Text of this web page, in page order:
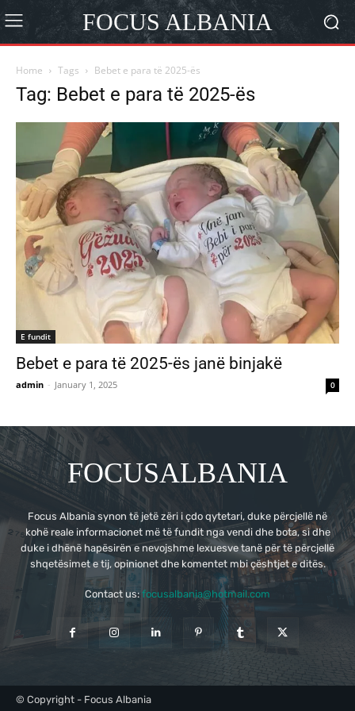
FOCUS ALBANIA
Home Tags Bebet e para të 2025-ës
Tag: Bebet e para të 2025-ës
E fundit
Bebet e para të 2025-ës janë binjakë
admin - January 1, 2025 0
FOCUSALBANIA
Focus Albania synon të jetë zëri i çdo qytetari, duke përcjellë në
kohë reale informacionet më të fundit nga vendi dhe bota, si dhe
duke i dhënë hapësirën e nevojshme lexuesve tanë për të përcjellë
shqetësimet e tij, opinionet dhe komentet mbi çështjet e ditës.
Contact us:focusalbania@hotmail.com
© Copyright - Focus Albania